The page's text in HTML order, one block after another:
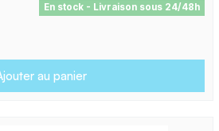
En stock - Livraison sous 24/48h
au panier